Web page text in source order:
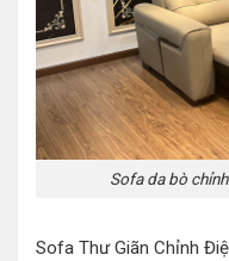
Sofa da bò
Sofa Thư Giãn Chỉnh